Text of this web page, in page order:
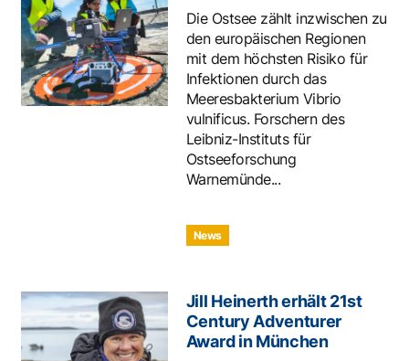
Die Ostsee zählt inzwischen zu
den europäischen Regionen
mit dem höchsten Risiko für
Infektionen durch das
Meeresbakterium Vibrio
vulnificus. Forschern des
Leibniz-Instituts für
Ostseeforschung
Warnemünde...
News
Jill Heinerth erhält 21st
Century Adventurer
Award in München